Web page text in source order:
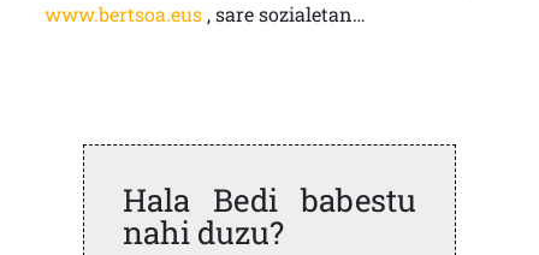
www.bertsoa.eus, sare sozialetan…
Hala Bedi babestu
nahi duzu?